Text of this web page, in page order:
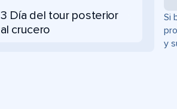
3 Día del tour posterior
al crucero
Si
y